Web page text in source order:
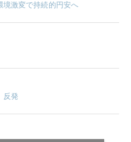
境激変で持続的円安へ
反発